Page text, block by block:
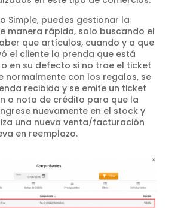
Simple, puedes gestionar la
manera rápida, solo buscando el
que artículos, cuando y a que
el cliente la prenda que está
en su defecto si no trae el ticket
normalmente con los regalos, se
recibida y se emite un ticket
o nota de crédito para que la
nuevamente en el stock y
una nueva venta/facturación
en reemplazo.